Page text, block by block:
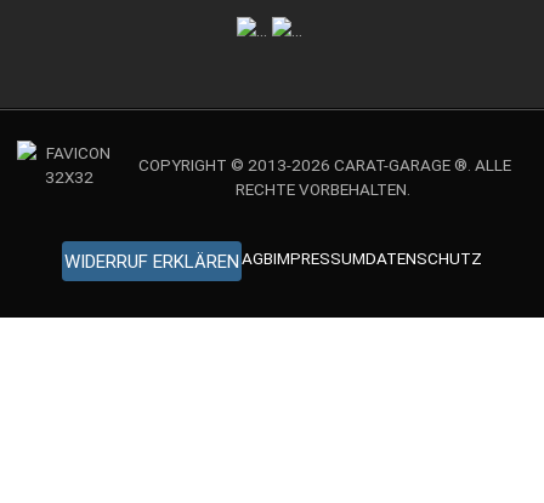
COPYRIGHT © 2013-2026 CARAT-GARAGE ®. ALLE
RECHTE VORBEHALTEN.
WIDERRUF ERKLÄRENAGBIMPRESSUMDATENSCHUTZ